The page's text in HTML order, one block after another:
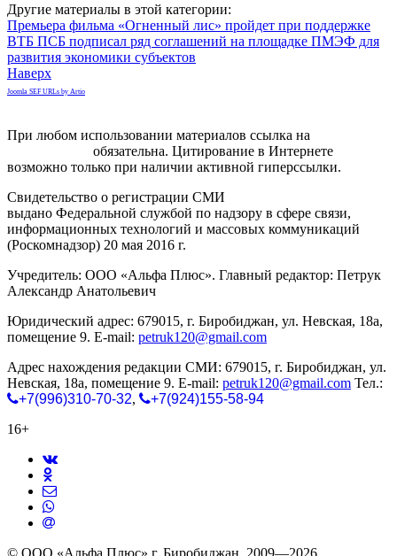
Другие материалы в этой категории:
Премьера фильма «Огненный лис» пройдет при поддержке
ВТБ ПСБ подписал ряд соглашений на площадке ПМЭФ для
развития экономики субъектов
Наверх
Joomla SEF URLs by Artio
При любом использовании материалов ссылка на
обязательна. Цитирование в Интернете
возможно только при наличии активной гиперссылки.
Свидетельство о регистрации СМИ
выдано Федеральной службой по надзору в сфере связи,
информационных технологий и массовых коммуникаций
(Роскомнадзор) 20 мая 2016 г.
Учредитель: ООО «Альфа Плюс». Главный редактор: Петрук
Александр Анатольевич
Юридический адрес: 679015, г. Биробиджан, ул. Невская, 18а,
помещение 9. E-mail: petruk120@gmail.com
Адрес нахождения редакции СМИ: 679015, г. Биробиджан, ул.
Невская, 18а, помещение 9. E-mail: petruk120@gmail.com Тел.:
+7(996)310-70-32,
+7(924)155-58-94
16+
© ООО «Альфа Плюс» г. Биробиджан, 2009—2026